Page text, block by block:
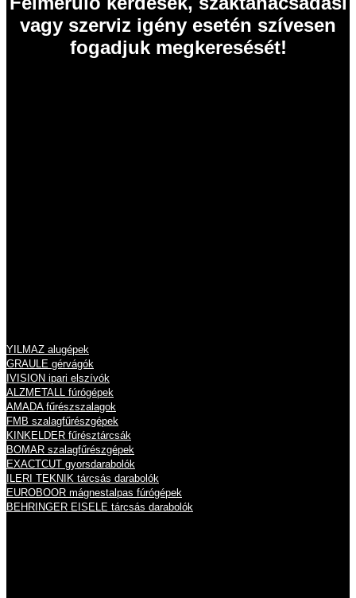
vagy szerviz igény esetén szívesen
fogadjuk megkeresését!
YILMAZ alugépek
GRAULE gérvágók
IVISION ipari elszívók
ALZMETALL fúrógépek
AMADA fűrészszalagok
FMB szalagfűrészgépek
KINKELDER fűrésztárcsák
BOMAR szalagfűrészgépek
EXACTCUT gyorsdarabolók
ILERI TEKNIK tárcsás darabolók
EUROBOOR mágnestalpas fúrógépek
BEHRINGER EISELE tárcsás darabolók